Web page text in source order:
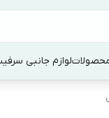
لوازم جانبی